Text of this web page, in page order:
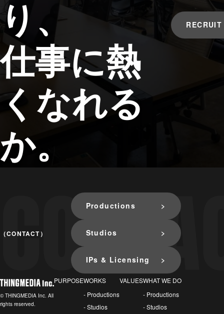
り、
仕事に熱
くなれる
か。
（CONTACT）
Productions
Studios
IPs & Licensing
© THINGMEDIA Inc. All
rights reserved.
PURPOSEWORKS
- Productions
- Studios
VALUESWHAT WE DO
- Productions
- Studios